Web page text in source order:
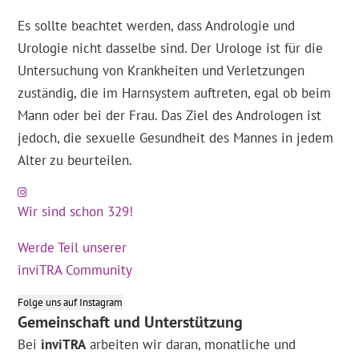
Es sollte beachtet werden, dass Andrologie und
Urologie nicht dasselbe sind. Der Urologe ist für die
Untersuchung von Krankheiten und Verletzungen
zuständig, die im Harnsystem auftreten, egal ob beim
Mann oder bei der Frau. Das Ziel des Andrologen ist
jedoch, die sexuelle Gesundheit des Mannes in jedem
Alter zu beurteilen.
Wir sind schon 329!
Werde Teil unserer
inviTRA Community
Folge uns auf Instagram
Gemeinschaft und Unterstützung
Bei inviTRA arbeiten wir daran, monatliche und